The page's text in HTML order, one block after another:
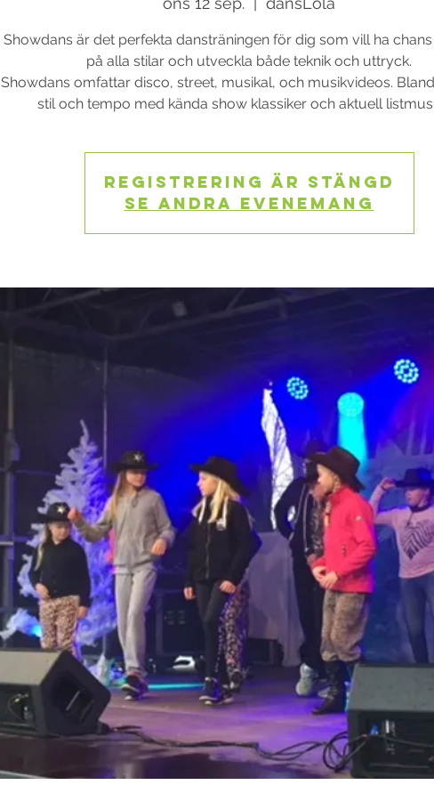
Showdans är det perfekta dansträningen för dig som vill ha
på alla stilar och utveckla både teknik och uttryck.
Showdans omfattar disco, street, musikal, och musikvideos.
stil och tempo med kända show klassiker och aktuell
Registrering är stängd
Se andra evenemang